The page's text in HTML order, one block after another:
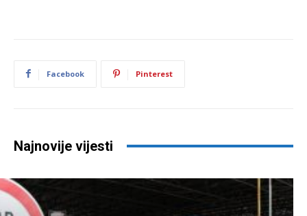
Facebook Pinterest
Najnovije vijesti